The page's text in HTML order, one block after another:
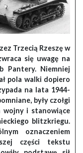
Trzecią Rzeszę w
się uwagę na
Pantery. Niemniej
pola walki dopiero
na lata 1944-
były czołgi
wojny i stanowiące
blitzkriegu.
oznaczeniem
części tekstu